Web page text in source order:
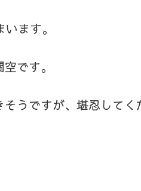
ます。
です。
うですが、堪忍してく